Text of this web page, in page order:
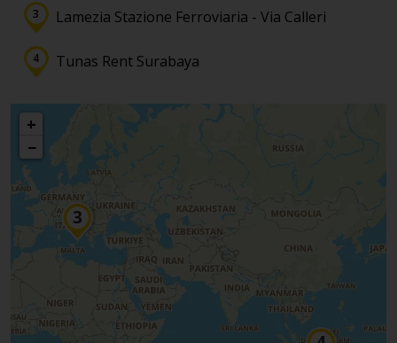
Lamezia Stazione Ferroviaria - Via Calleri
Tunas Rent Surabaya
+
−